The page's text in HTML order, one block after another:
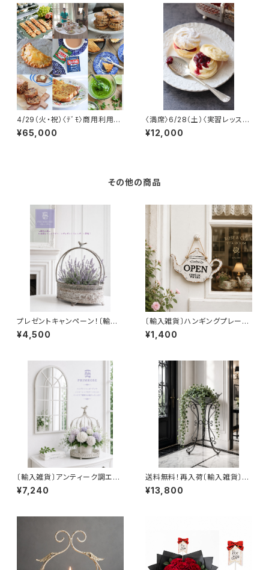
4/29（火・祝）〈ﾃﾞﾓ〉商用利用
可 ﾌﾟﾛﾌｪｯｼｮﾅﾙｸﾗｽ「ウェール
ズの郷土菓子＆料理」
¥65,000
〈満席〉6/28（土）〈実習レッス
ン〉ヴィエニーズワール
¥12,000
その他の商品
プレゼントキャンペーン！〔輸入
雑貨〕シャビースタイル・バード
バスケット
¥4,500
〔輸入雑貨〕ハンギングプレート
（ホワイト）
¥1,400
〔輸入雑貨〕アンティーク調エレ
ガント・バードケージ
¥7,240
送料無料！再入荷〔輸入雑貨〕ア
ンティーク風バードバス
¥13,800